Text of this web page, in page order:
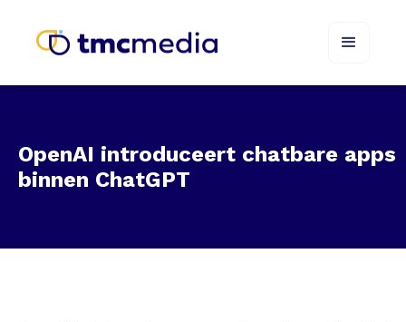
OpenAI introduceert chatbare apps
binnen ChatGPT